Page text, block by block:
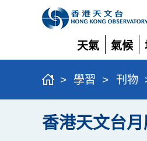
天氣
展
開
氣候
展
開
> 學習 > 刊物
香港天文台月